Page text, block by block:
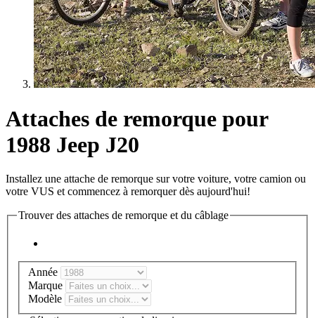
Attaches de remorque pour
1988 Jeep J20
Installez une attache de remorque sur votre voiture, votre camion ou
votre VUS et commencez à remorquer dès aujourd'hui!
Trouver des attaches de remorque et du câblage
Année
Marque
Modèle